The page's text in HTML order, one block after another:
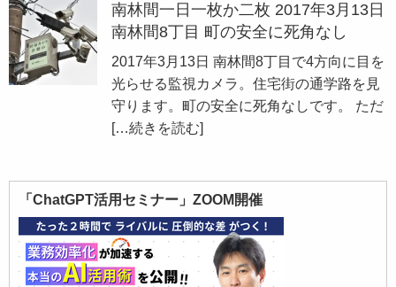
南林間一日一枚か二枚 2017年3月13日
南林間8丁目 町の安全に死角なし
2017年3月13日 南林間8丁目で4方向に目を
光らせる監視カメラ。住宅街の通学路を見
守ります。町の安全に死角なしです。 ただ
[…続きを読む]
「ChatGPT活用セミナー」ZOOM開催